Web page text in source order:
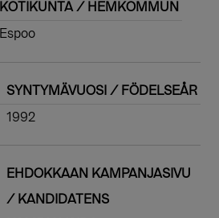
KOTIKUNTA / HEMKOMMUN
Espoo
SYNTYMÄVUOSI / FÖDELSEÅR
1992
EHDOKKAAN KAMPANJASIVU
/ KANDIDATENS